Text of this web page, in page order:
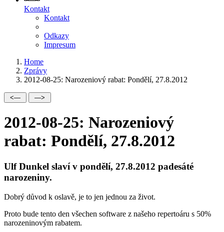
Kontakt
Kontakt
Odkazy
Impresum
Home
Zprávy
2012-08-25: Narozeniový rabat: Pondělí, 27.8.2012
2012-08-25: Narozeniový
rabat: Pondělí, 27.8.2012
Ulf Dunkel slaví v pondělí, 27.8.2012 padesáté
narozeniny.
Dobrý důvod k oslavě, je to jen jednou za život.
Proto bude tento den všechen software z našeho repertoáru s 50%
narozeninovým rabatem.